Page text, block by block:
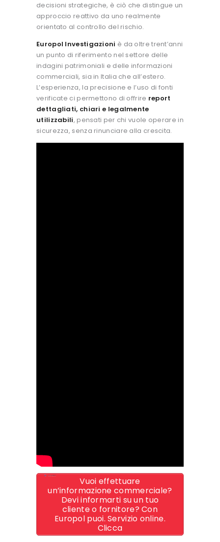
decisioni strategiche, è ciò che distingue un
approccio reattivo da uno realmente
orientato al controllo del rischio.
Europol Investigazioni è da oltre trent’anni
un punto di riferimento nel settore delle
indagini patrimoniali e delle informazioni
commerciali, sia in Italia che all’estero.
L’esperienza, la precisione e l’uso di fonti
verificate ci permettono di offrire report
dettagliati, chiari e legalmente
utilizzabili, pensati per chi vuole operare in
sicurezza, senza rinunciare alla crescita.
Vuoi effettuare
un’informazione commerciale?
Devi informarti su un tuo
cliente o fornitore? Con
Europol puoi. Servizio online.
Clicca